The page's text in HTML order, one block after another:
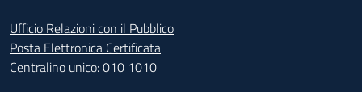
Ufficio Relazioni con il Pubblico
Posta Elettronica Certificata
Centralino unico:010 1010